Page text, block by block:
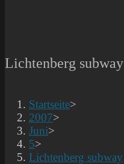
Lichtenberg subway
Startseite>
2007>
Juni>
5>
Lichtenberg subway